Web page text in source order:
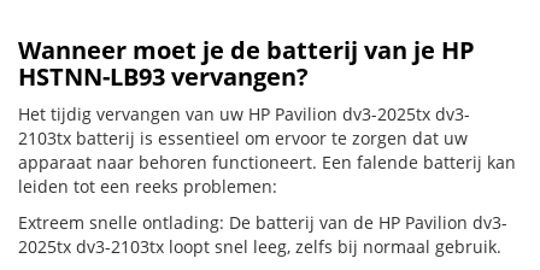
Wanneer moet je de batterij van je HP
HSTNN-LB93 vervangen?
Het tijdig vervangen van uw HP Pavilion dv3-2025tx dv3-
2103tx batterij is essentieel om ervoor te zorgen dat uw
apparaat naar behoren functioneert. Een falende batterij kan
leiden tot een reeks problemen:
Extreem snelle ontlading: De batterij van de HP Pavilion dv3-
2025tx dv3-2103tx loopt snel leeg, zelfs bij normaal gebruik.